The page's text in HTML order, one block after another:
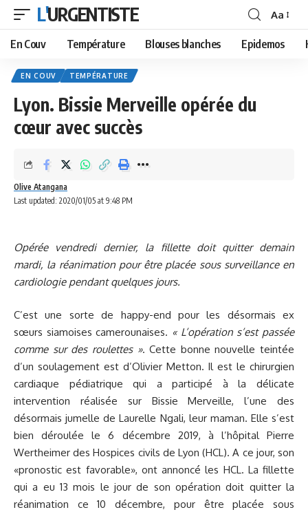
L'URGENTISTE
Font
Resizer
Aa
En Couv Température Blouses blanches Epidemos
EN COUV TEMPÉRATURE
Lyon. Bissie Merveille opérée du
cœur avec succès
Last updated: 2020/01/05 at 9:48 PM
Olive Atangana
Opérée vendredi dernier, la fillette doit quitter demain
mardi, la réanimation pour être placée sous surveillance en
cardiologie pendant quelques jours.
C’est une sorte de happy-end pour les désormais ex
sœurs siamoises camerounaises. « L’opération s’est passée
comme sur des roulettes ». Cette bonne nouvelle teintée
d’un soulagement est d’Olivier Metton. Il est le chirurgien
cardiaque pédiatrique qui a participé à la délicate
intervention réalisée sur Bissie Merveille, l’une des
désormais jumelle de Laurelle Ngali, leur maman. Elle s’est
bien déroulée le 6 décembre 2019, à l’hôpital Pierre
Wertheimer des Hospices civils de Lyon (HCL). A ce jour, son
«pronostic est favorable», ont annoncé les HCL. La fillette
qui a eu 13 mois le jour de son opération doit quitter la
réanimation ce 10 décembre, pour être placée sous